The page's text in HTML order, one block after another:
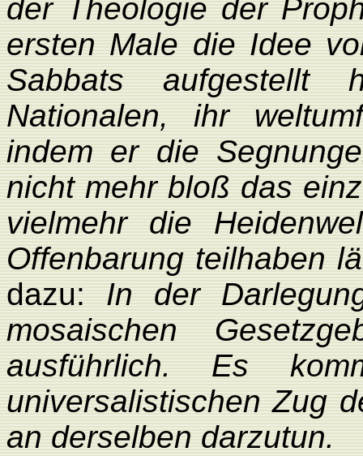
der Theologie der
ersten Male die Idee
Sabbats aufgestellt
Nationalen, ihr
indem er die
nicht mehr bloß das
vielmehr die
Offenbarung teilhaben
dazu:In der
mosaischen
ausführlich. Es
universalistischen Zug
an derselben darzutun.